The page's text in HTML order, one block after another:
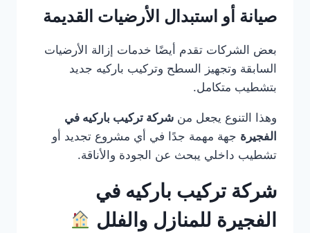
صيانة أو استبدال الأرضيات القديمة
بعض الشركات تقدم أيضًا خدمات إزالة الأرضيات
السابقة وتجهيز السطح وتركيب باركيه جديد
بتشطيب متكامل.
وهذا التنوع يجعل من شركة تركيب باركيه في
الفجيرة جهة مهمة جدًا في أي مشروع تجديد أو
تشطيب داخلي يبحث عن الجودة والأناقة.
شركة تركيب باركيه في
الفجيرة للمنازل والفلل